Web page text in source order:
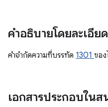
คำอธิบายโดยละเอียด
คําจํากัดความที่บรรทัด 1301 ขอ
เอกสารประกอบในส